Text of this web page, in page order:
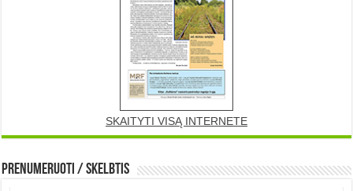
SKAITYTI VISĄ INTERNETE
Prenumeruoti / Skelbtis